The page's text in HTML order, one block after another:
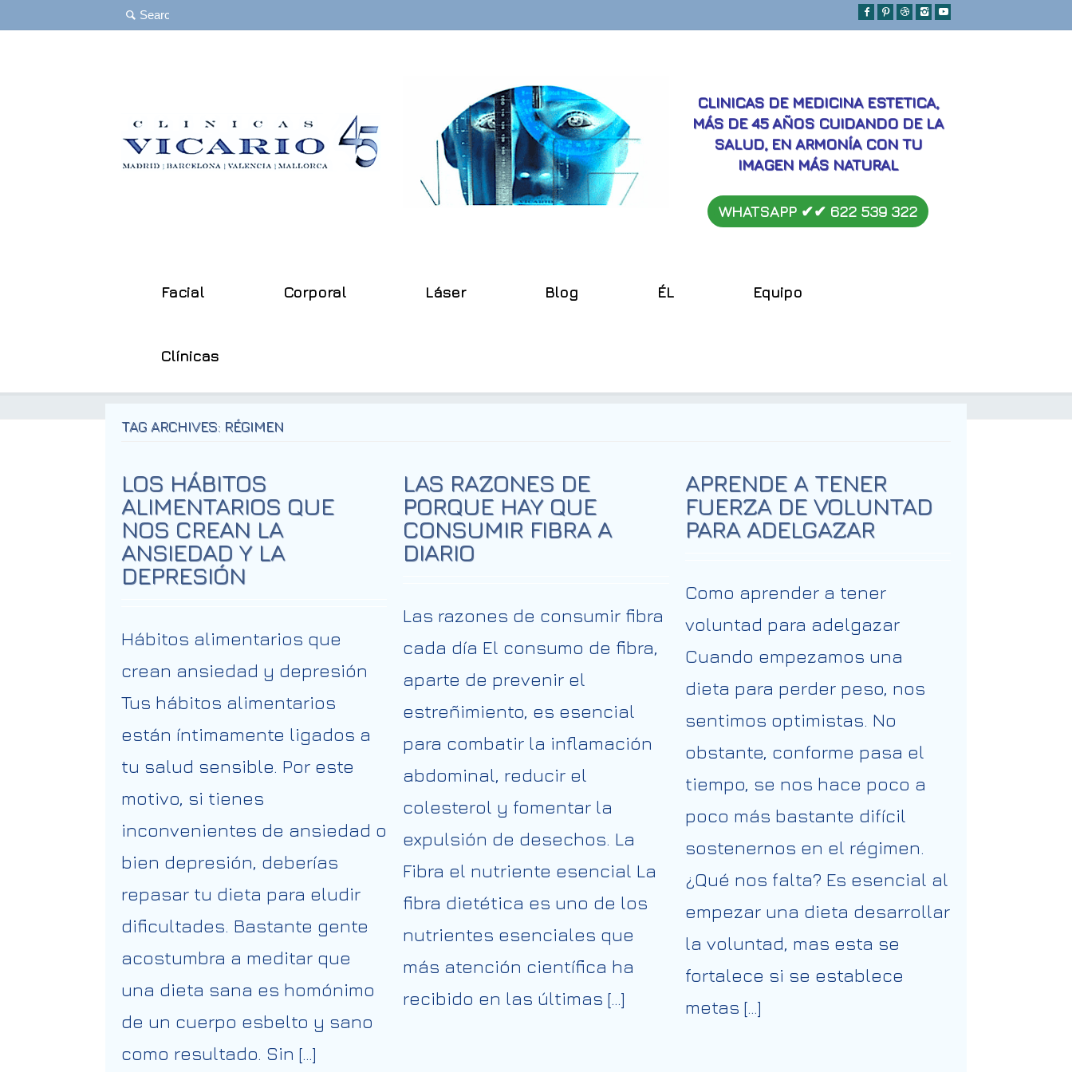
CLINICAS DE MEDICINA ESTETICA,
MÁS DE 45 AÑOS CUIDANDO DE LA
SALUD, EN ARMONÍA CON TU
IMAGEN MÁS NATURAL
WHATSAPP ✔︎✔︎ 622 539 322
Facial Corporal Láser Blog ÉL Equipo
Clínicas
TAG ARCHIVES: RÉGIMEN
LOS HÁBITOS
ALIMENTARIOS QUE
NOS CREAN LA
ANSIEDAD Y LA
DEPRESIÓN
Hábitos alimentarios que
crean ansiedad y depresión
Tus hábitos alimentarios
están íntimamente ligados a
tu salud sensible. Por este
motivo, si tienes
inconvenientes de ansiedad o
bien depresión, deberías
repasar tu dieta para eludir
dificultades. Bastante gente
acostumbra a meditar que
una dieta sana es homónimo
de un cuerpo esbelto y sano
como resultado. Sin […]
LAS RAZONES DE
PORQUE HAY QUE
CONSUMIR FIBRA A
DIARIO
Las razones de consumir fibra
cada día El consumo de fibra,
aparte de prevenir el
estreñimiento, es esencial
para combatir la inflamación
abdominal, reducir el
colesterol y fomentar la
expulsión de desechos. La
Fibra el nutriente esencial La
fibra dietética es uno de los
nutrientes esenciales que
más atención científica ha
recibido en las últimas […]
APRENDE A TENER
FUERZA DE VOLUNTAD
PARA ADELGAZAR
Como aprender a tener
voluntad para adelgazar
Cuando empezamos una
dieta para perder peso, nos
sentimos optimistas. No
obstante, conforme pasa el
tiempo, se nos hace poco a
poco más bastante difícil
sostenernos en el régimen.
¿Qué nos falta? Es esencial al
empezar una dieta desarrollar
la voluntad, mas esta se
fortalece si se establece
metas […]